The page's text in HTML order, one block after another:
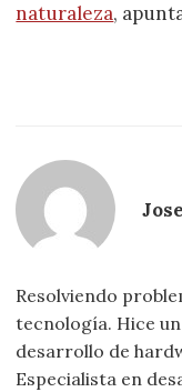
naturaleza,
Resolviendo
tecnología. Hice
desarrollo de
Especialista en